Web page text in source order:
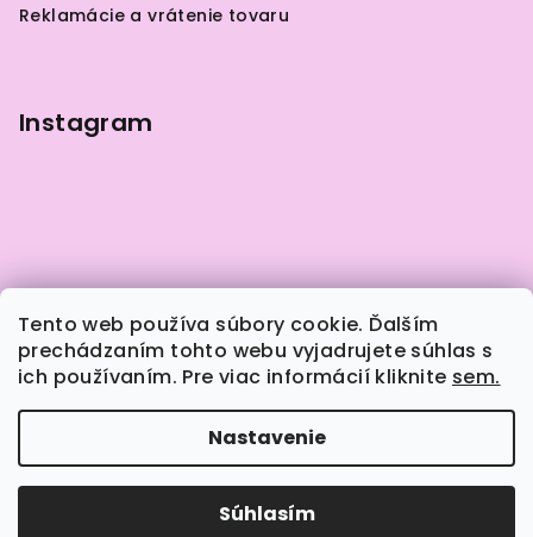
Tento web používa súbory cookie. Ďalším
prechádzaním tohto webu vyjadrujete súhlas s
ich používaním. Pre viac informácií kliknite sem.
Nastavenie
Súhlasím
Reklamácie a vrátenie tovaru
Instagram
Sledovať na Instagrame